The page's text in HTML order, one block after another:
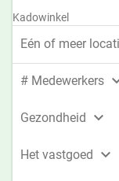
Kadowinkel
Eén of meer
# Medewerkers
Gezondheid 
Het vastgoed 